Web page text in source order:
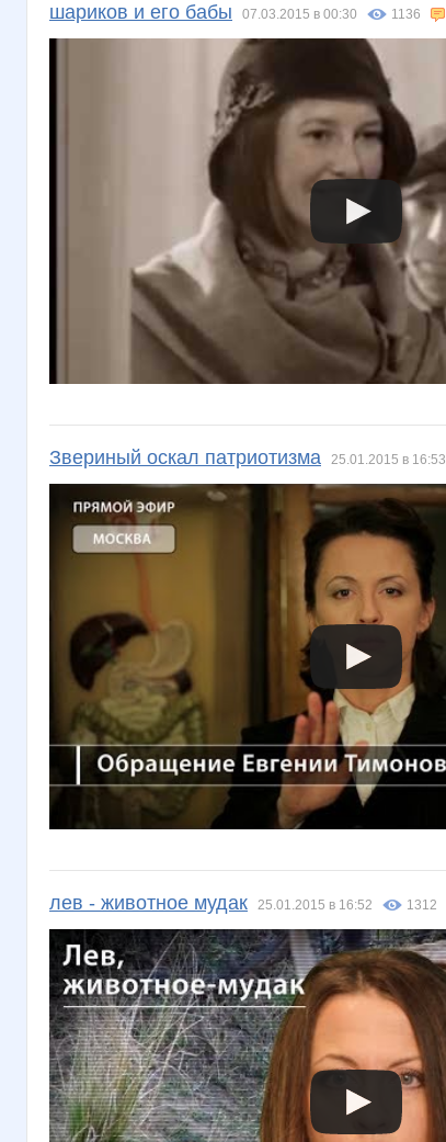
шариков и его бабы 07.03.2015 в 00:30 1136
Звериный оскал патриотизма 25.01.2015 в 16:53
лев - животное мудак 25.01.2015 в 16:52 1312